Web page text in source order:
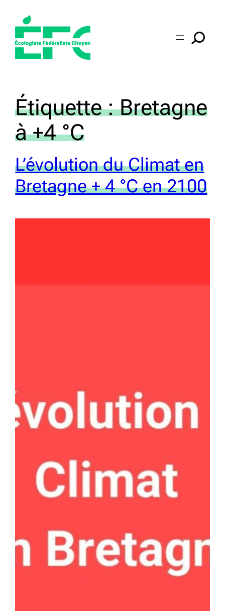
contenu
Étiquette :Bretagne
à +4 °C
L’évolution du Climat en
Bretagne + 4 °C en 2100